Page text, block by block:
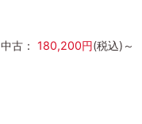
中古： 180,200円(税込)～